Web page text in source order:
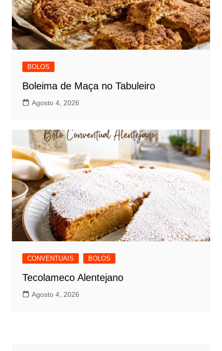
BOLOS
Boleima de Maça no Tabuleiro
Agosto 4, 2026
CONVENTUAIS BOLOS
Tecolameco Alentejano
Agosto 4, 2026